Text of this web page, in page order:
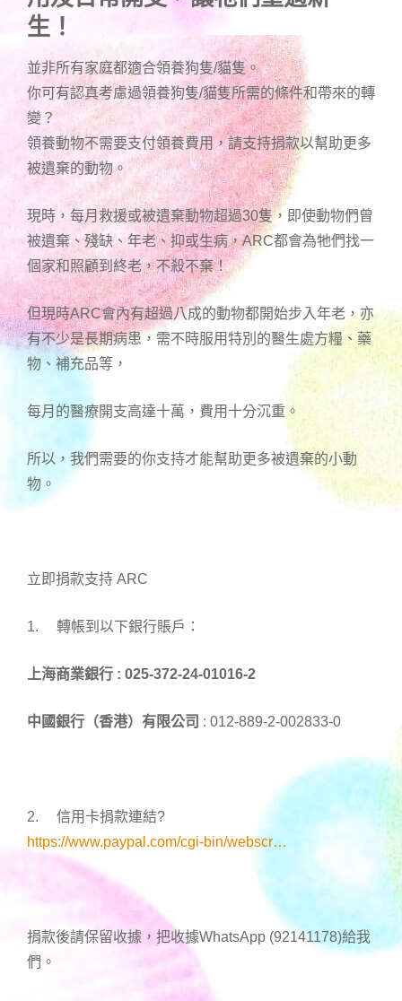
生！
並非所有家庭都適合領養狗隻/貓隻。
你可有認真考慮過領養狗隻/貓隻所需的條件和帶來的轉
變？
領養動物不需要支付領養費用，請支持捐款以幫助更多
被遺棄的動物。
現時，每月救援或被遺棄動物超過30隻，即使動物們曾
被遺棄、殘缺、年老、抑或生病，ARC都會為牠們找一
個家和照顧到終老，不殺不棄！
但現時ARC會內有超過八成的動物都開始步入年老，亦
有不少是長期病患，需不時服用特別的醫生處方糧、藥
物、補充品等，
每月的醫療開支高達十萬，費用十分沉重。
所以，我們需要的你支持才能幫助更多被遺棄的小動
物。
立即捐款支持 ARC
1. 轉帳到以下銀行賬戶：
上海商業銀行 : 025-372-24-01016-2
中國銀行（香港）有限公司 : 012-889-2-002833-0
2. 信用卡捐款連結?
https://www.paypal.com/cgi-bin/webscr…
捐款後請保留收據，把收據WhatsApp (92141178)給我
們。